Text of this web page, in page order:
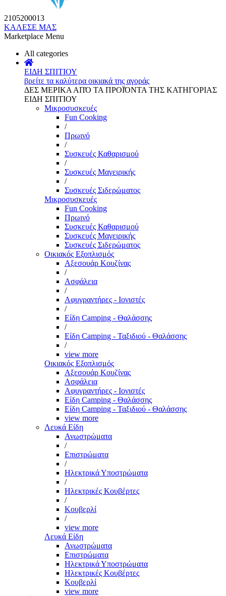
2105200013
ΚΑΛΕΣΕ ΜΑΣ
Marketplace Menu
All categories
ΕΙΔΗ ΣΠΙΤΙΟΥ
βρείτε τα καλύτερα οικιακά της αγοράς
ΔΕΣ ΜΕΡΙΚΑ ΑΠΌ ΤΑ ΠΡΟΪΌΝΤΑ ΤΗΣ ΚΑΤΗΓΟΡΙΑΣ
ΕΙΔΗ ΣΠΙΤΙΟΥ
Μικροσυσκευές
Fun Cooking
/
Πρωινό
/
Συσκευές Καθαρισμού
/
Συσκευές Μαγειρικής
/
Συσκευές Σιδερώματος
Μικροσυσκευές
Fun Cooking
Πρωινό
Συσκευές Καθαρισμού
Συσκευές Μαγειρικής
Συσκευές Σιδερώματος
Οικιακός Εξοπλισμός
Αξεσουάρ Κουζίνας
/
Ασφάλεια
/
Αφυγραντήρες - Ιονιστές
/
Είδη Camping - Θαλάσσης
/
Είδη Camping - Ταξιδιού - Θαλάσσης
/
view more
Οικιακός Εξοπλισμός
Αξεσουάρ Κουζίνας
Ασφάλεια
Αφυγραντήρες - Ιονιστές
Είδη Camping - Θαλάσσης
Είδη Camping - Ταξιδιού - Θαλάσσης
view more
Λευκά Είδη
Ανωστρώματα
/
Επιστρώματα
/
Ηλεκτρικά Υποστρώματα
/
Ηλεκτρικές Κουβέρτες
/
Κουβερλί
/
view more
Λευκά Είδη
Ανωστρώματα
Επιστρώματα
Ηλεκτρικά Υποστρώματα
Ηλεκτρικές Κουβέρτες
Κουβερλί
view more